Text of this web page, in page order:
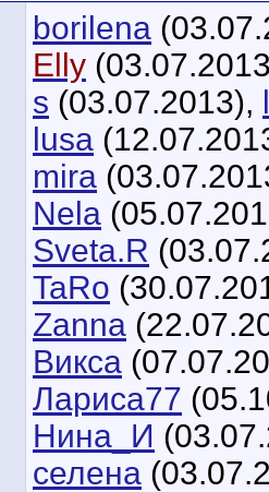
borilena
Elly
s (03.07.2013),
lusa
mira
Nela
Sveta.R
TaRo
Zanna
Викса
Лариса77
Нина_И
селена